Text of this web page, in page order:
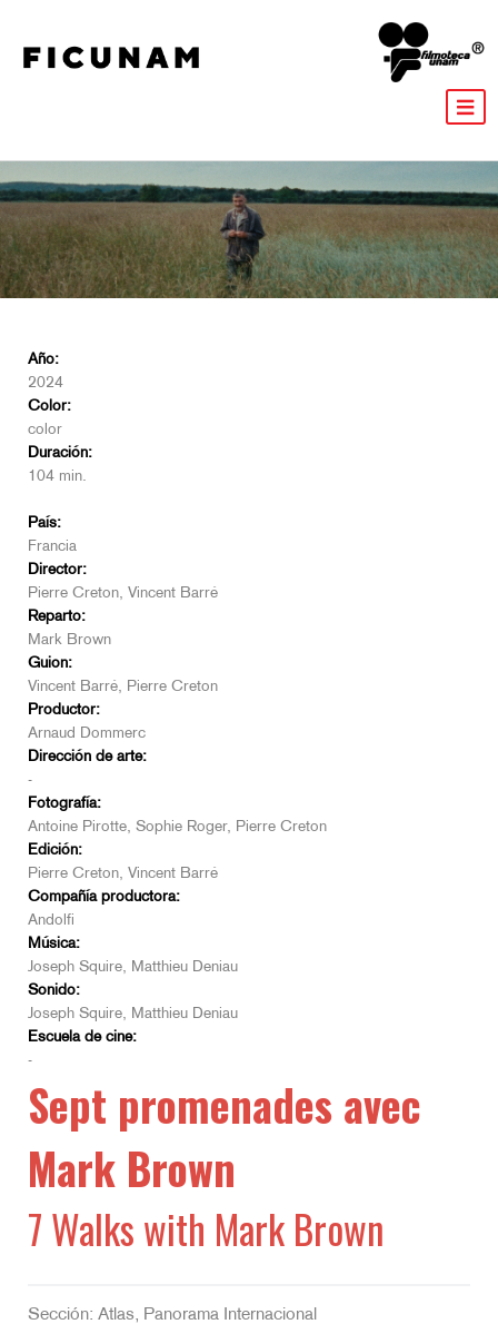
Año:
2024
Color:
color
Duración:
104 min.
País:
Francia
Director:
Pierre Creton, Vincent Barré
Reparto:
Mark Brown
Guion:
Vincent Barré, Pierre Creton
Productor:
Arnaud Dommerc
Dirección de arte:
-
Fotografía:
Antoine Pirotte, Sophie Roger, Pierre Creton
Edición:
Pierre Creton, Vincent Barré
Compañía productora:
Andolfi
Música:
Joseph Squire, Matthieu Deniau
Sonido:
Joseph Squire, Matthieu Deniau
Escuela de cine:
-
Sept promenades avec
Mark Brown
7 Walks with Mark Brown
Sección: Atlas, Panorama Internacional